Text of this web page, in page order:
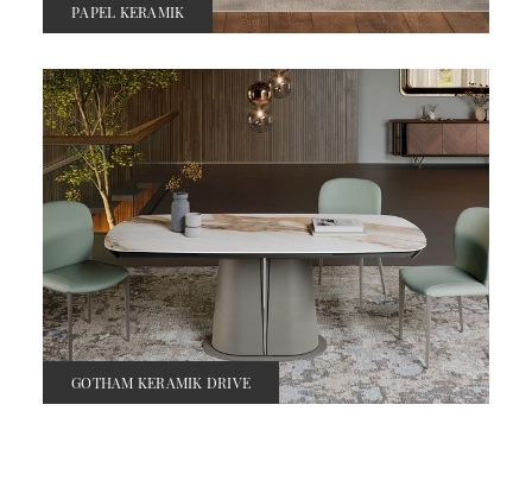
PAPEL KERAMIK
GOTHAM KERAMIK DRIVE